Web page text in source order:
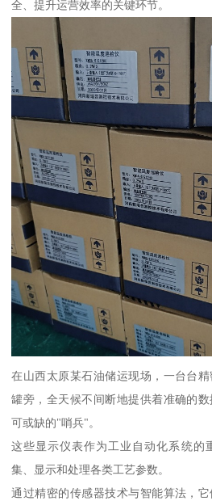
全、提升运营效率的关键环节。
在山西太原某石油储运现场，一台台
罐旁，全天候不间断地提供着准确的
可或缺的"哨兵"。
这些显示仪表作为工业自动化系统的
集、显示和处理各类工艺参数。
通过精密的传感器技术与智能算法，